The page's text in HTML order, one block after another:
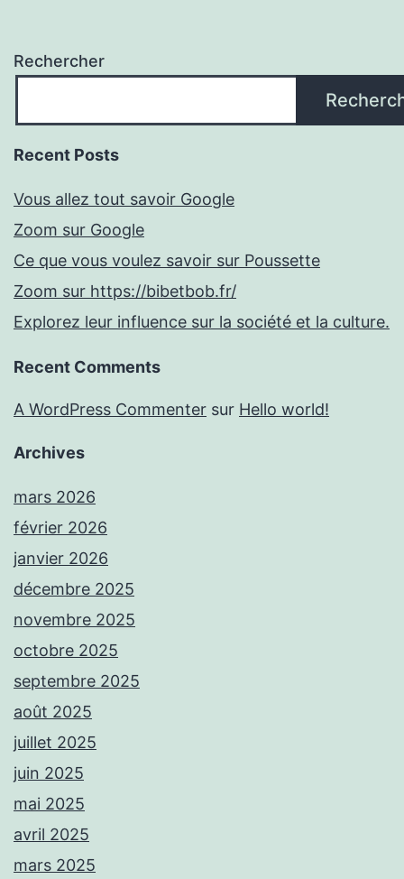
Rechercher
Recent Posts
Vous allez tout savoir Google
Zoom sur Google
Ce que vous voulez savoir sur Poussette
Zoom sur https://bibetbob.fr/
Explorez leur influence sur la société et la culture.
Recent Comments
A WordPress Commenter sur Hello world!
Archives
mars 2026
février 2026
janvier 2026
décembre 2025
novembre 2025
octobre 2025
septembre 2025
août 2025
juillet 2025
juin 2025
mai 2025
avril 2025
mars 2025